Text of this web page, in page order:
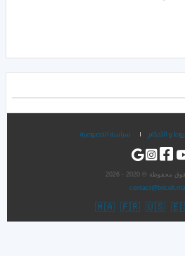
و الأحكام | سياسة الخصوصية
محفوظة © 2020 - 2026
contact@bricoll.ma
🇲🇦 🇫🇷 🇺🇸